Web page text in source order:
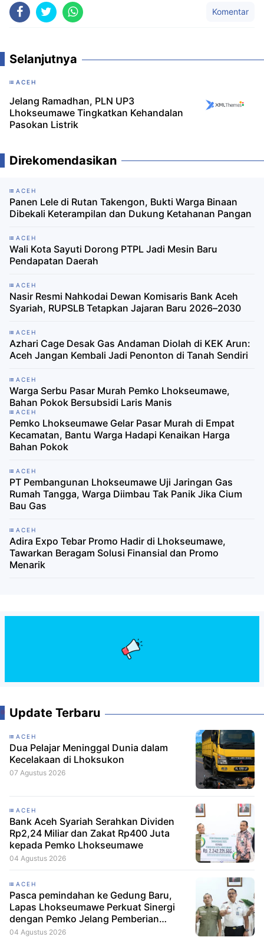
Komentar
Selanjutnya
ACEH
Jelang Ramadhan, PLN UP3
Lhokseumawe Tingkatkan Kehandalan
Pasokan Listrik
Direkomendasikan
ACEH
Panen Lele di Rutan Takengon, Bukti Warga Binaan
Dibekali Keterampilan dan Dukung Ketahanan Pangan
ACEH
Wali Kota Sayuti Dorong PTPL Jadi Mesin Baru
Pendapatan Daerah
ACEH
Nasir Resmi Nahkodai Dewan Komisaris Bank Aceh
Syariah, RUPSLB Tetapkan Jajaran Baru 2026–2030
ACEH
Azhari Cage Desak Gas Andaman Diolah di KEK Arun:
Aceh Jangan Kembali Jadi Penonton di Tanah Sendiri
ACEH
Warga Serbu Pasar Murah Pemko Lhokseumawe,
Bahan Pokok Bersubsidi Laris Manis
ACEH
Pemko Lhokseumawe Gelar Pasar Murah di Empat
Kecamatan, Bantu Warga Hadapi Kenaikan Harga
Bahan Pokok
ACEH
PT Pembangunan Lhokseumawe Uji Jaringan Gas
Rumah Tangga, Warga Diimbau Tak Panik Jika Cium
Bau Gas
ACEH
Adira Expo Tebar Promo Hadir di Lhokseumawe,
Tawarkan Beragam Solusi Finansial dan Promo
Menarik
Update Terbaru
ACEH
Dua Pelajar Meninggal Dunia dalam
Kecelakaan di Lhoksukon
07 Agustus 2026
ACEH
Bank Aceh Syariah Serahkan Dividen
Rp2,24 Miliar dan Zakat Rp400 Juta
kepada Pemko Lhokseumawe
04 Agustus 2026
ACEH
Pasca pemindahan ke Gedung Baru,
Lapas Lhokseumawe Perkuat Sinergi
dengan Pemko Jelang Pemberian
Remisi HUT RI
04 Agustus 2026